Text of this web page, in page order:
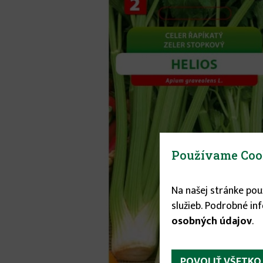
Používame
Na našej stránke
služieb. Podrobné
osobných údajov.